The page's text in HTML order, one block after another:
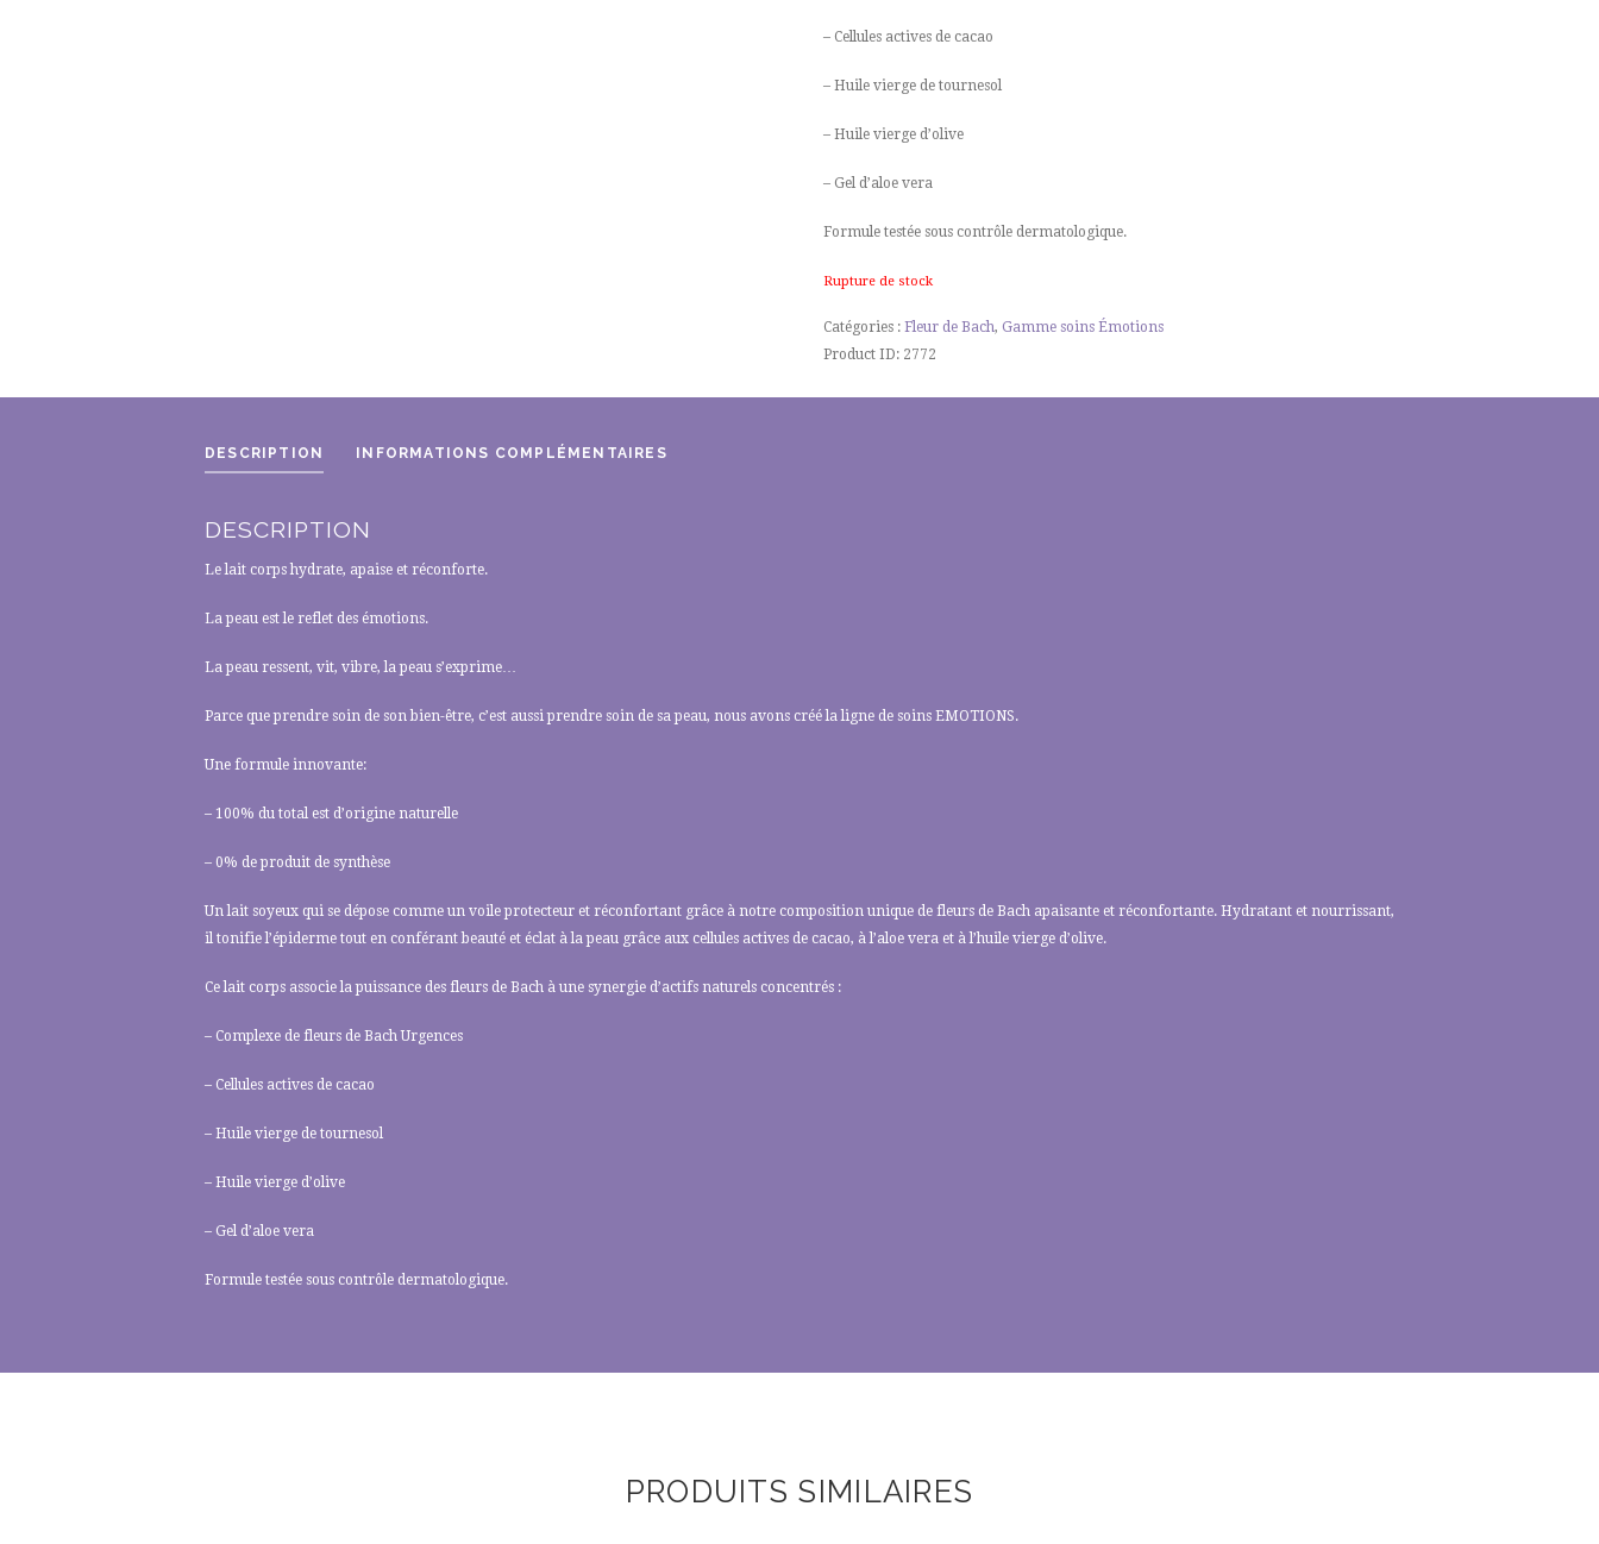
– Cellules actives de cacao
– Huile vierge de tournesol
– Huile vierge d’olive
– Gel d’aloe vera
Formule testée sous contrôle dermatologique.
Rupture de stock
Catégories : Fleur de Bach, Gamme soins Émotions
Product ID: 2772
DESCRIPTION INFORMATIONS COMPLÉMENTAIRES
DESCRIPTION
Le lait corps hydrate, apaise et réconforte.
La peau est le reflet des émotions.
La peau ressent, vit, vibre, la peau s’exprime…
Parce que prendre soin de son bien-être, c’est aussi prendre soin de sa peau, nous avons créé la ligne de soins EMOTIONS.
Une formule innovante:
– 100% du total est d’origine naturelle
– 0% de produit de synthèse
Un lait soyeux qui se dépose comme un voile protecteur et réconfortant grâce à notre composition unique de fleurs de Bach apaisante et réconfortante. Hydratant et nourrissant,
il tonifie l’épiderme tout en conférant beauté et éclat à la peau grâce aux cellules actives de cacao, à l’aloe vera et à l’huile vierge d’olive.
Ce lait corps associe la puissance des fleurs de Bach à une synergie d’actifs naturels concentrés :
– Complexe de fleurs de Bach Urgences
– Cellules actives de cacao
– Huile vierge de tournesol
– Huile vierge d’olive
– Gel d’aloe vera
Formule testée sous contrôle dermatologique.
PRODUITS SIMILAIRES